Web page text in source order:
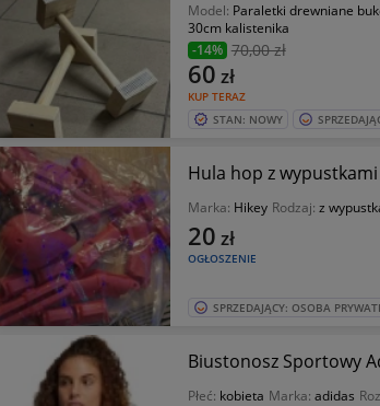
Model: Paraletki drewniane
30cm kalistenika
-14% 70,00 zł
KUP TERAZ
60 zł
STAN: NOWY
Hula hop z
Marka: Hikey Rodzaj: z
OGŁOSZENIE
20 zł
SPRZEDAJĄCY: OSOBA
Biustonosz Sportowy
Płeć: kobieta Marka: adidas